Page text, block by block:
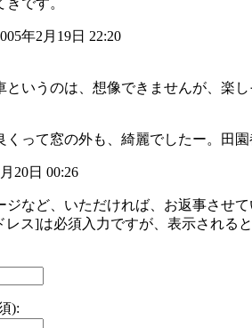
です。
年2月19日 22:20
というのは、想像できませんが、楽
くって窓の外も、綺麗でしたー。田
20日 00:26
ジなど、いただければ、お返事させ
レス]は必須入力ですが、表示される
):